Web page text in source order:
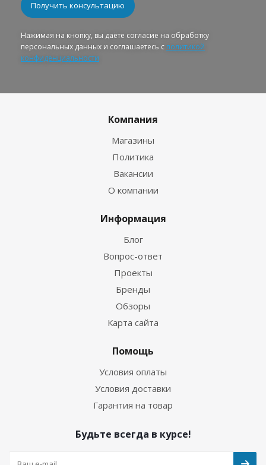
Нажимая на кнопку, вы даёте согласие на обработку
персональных данных и соглашаетесь с политикой
конфиденциальности
Компания
Магазины
Политика
Вакансии
О компании
Информация
Блог
Вопрос-ответ
Проекты
Бренды
Обзоры
Карта сайта
Помощь
Условия оплаты
Условия доставки
Гарантия на товар
Будьте всегда в курсе!